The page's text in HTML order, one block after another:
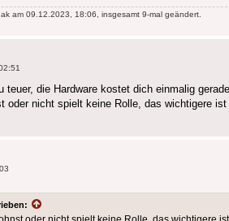
am 09.12.2023, 18:06, insgesamt 9-mal geändert.
die Hardware kostet dich einmalig
oder nicht spielt keine Rolle, das wichtigere